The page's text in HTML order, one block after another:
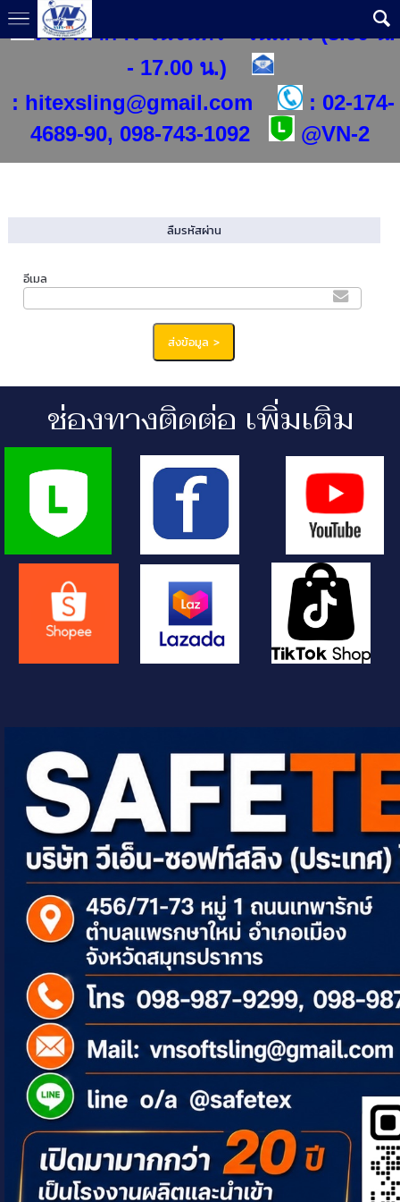
เวลาทำการ วันจันทร์ - วันเสาร์ (8.00 น.
- 17.00 น.)
: hitexsling@gmail.com : 02-174-
4689-90, 098-743-1092
@VN-2
ลืมรหัสผ่าน
อีเมล
ช่องทางติดต่อ เพิ่มเติม